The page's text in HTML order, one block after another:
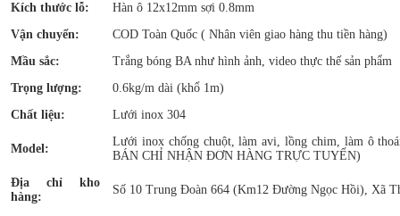
Kích thước lỗ:
Hàn ô 12x12mm sợi 0.8mm
Vận chuyển:
COD Toàn Quốc ( Nhân viên giao hàng thu tiền hàng)
Mầu sắc:
Trắng bóng BA như hình ảnh, video thực thế sản phẩm
Trọng lượng:
0.6kg/m dài (khổ 1m)
Chất liệu:
Lưới inox 304
Model:
Lưới inox chống chuột, làm avi, lồng chim, làm ô
BÁN CHỈ NHẬN ĐƠN HÀNG TRỰC TUYẾN)
Địa chỉ kho
hàng:
Số 10 Trung Đoàn 664 (Km12 Đường Ngọc Hồi), Xã